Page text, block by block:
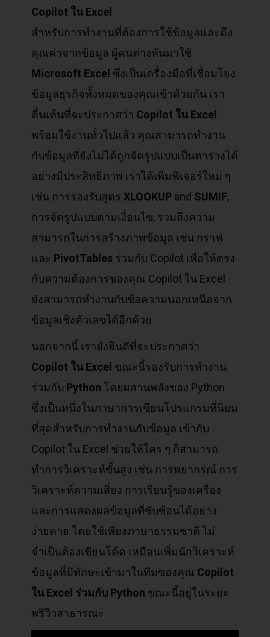
Copilot ใน Excel
สำหรับการทำงานที่ต้องการใช้ข้อมูลและดึง
คุณค่าจากข้อมูล ผู้คนต่างหันมาใช้
Microsoft Excel ซึ่งเป็นเครื่องมือที่เชื่อมโยง
ข้อมูลธุรกิจทั้งหมดของคุณเข้าด้วยกัน เรา
ตื่นเต้นที่จะประกาศว่า Copilot ใน Excel
พร้อมใช้งานทั่วไปแล้ว คุณสามารถทำงาน
กับข้อมูลที่ยังไม่ได้ถูกจัดรูปแบบเป็นตารางได้
อย่างมีประสิทธิภาพ เราได้เพิ่มฟีเจอร์ใหม่ ๆ
เช่น การรองรับสูตร XLOOKUP and SUMIF,
การจัดรูปแบบตามเงื่อนไข, รวมถึงความ
สามารถในการสร้างภาพข้อมูล เช่น กราฟ
และ PivotTables ร่วมกับ Copilot เพื่อให้ตรง
กับความต้องการของคุณ Copilot ใน Excel
ยังสามารถทำงานกับข้อความนอกเหนือจาก
ข้อมูลเชิงตัวเลขได้อีกด้วย
นอกจากนี้ เรายังยินดีที่จะประกาศว่า
Copilot ใน Excel ขณะนี้รองรับการทำงาน
ร่วมกับ Python โดยผสานพลังของ Python
ซึ่งเป็นหนึ่งในภาษาการเขียนโปรแกรมที่นิยม
ที่สุดสำหรับการทำงานกับข้อมูล เข้ากับ
Copilot ใน Excel ช่วยให้ใคร ๆ ก็สามารถ
ทำการวิเคราะห์ขั้นสูง เช่น การพยากรณ์ การ
วิเคราะห์ความเสี่ยง การเรียนรู้ของเครื่อง
และการแสดงผลข้อมูลที่ซับซ้อนได้อย่าง
ง่ายดาย โดยใช้เพียงภาษาธรรมชาติ ไม่
จำเป็นต้องเขียนโค้ด เหมือนเพิ่มนักวิเคราะห์
ข้อมูลที่มีทักษะเข้ามาในทีมของคุณ Copilot
ใน Excel ร่วมกับ Python ขณะนี้อยู่ในระยะ
พรีวิวสาธารณะ